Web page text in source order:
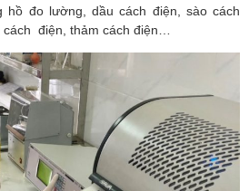
hồ đo lường, dầu cách điện, sào cách
điện, thảm cách điện…